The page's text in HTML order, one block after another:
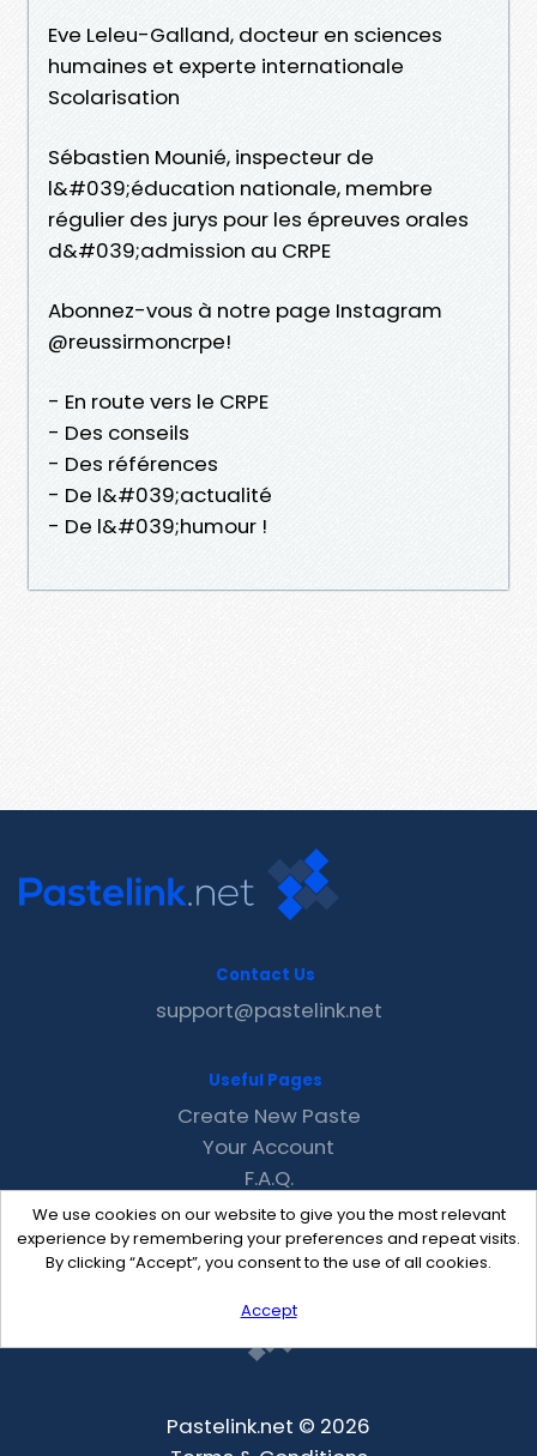
Eve Leleu-Galland, docteur en sciences
humaines et experte internationale
Scolarisation
Sébastien Mounié, inspecteur de
l&#039;éducation nationale, membre
régulier des jurys pour les épreuves orales
d&#039;admission au CRPE
Abonnez-vous à notre page Instagram
@reussirmoncrpe!
- En route vers le CRPE
- Des conseils
- Des références
- De l&#039;actualité
- De l&#039;humour !
We use cookies on our website to give you the most relevant
experience by remembering your preferences and repeat visits.
By clicking “Accept”, you consent to the use of all cookies.
Accept
Contact Us
support@pastelink.net
Useful Pages
Create New Paste
Your Account
F.A.Q.
Recent
Contact
Pastelink.net © 2026